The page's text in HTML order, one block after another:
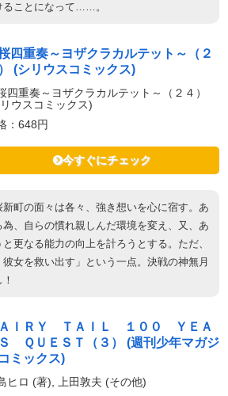
ることになって……。
四重奏～ヨザクラカルテット～（２
(シリウスコミックス)
四重奏～ヨザクラカルテット～（２４）
ウスコミックス)
：648円
今すぐにチェック
町の面々は各々、強き想いを心に宿す。あ
、自らの慣れ親しんだ環境を変え、又、あ
更なる能力の向上を計ろうとする。ただ、
女を救い出す」という一点。決戦の神無月
ＩＲＹ ＴＡＩＬ １００ ＹＥＡ
ＱＵＥＳＴ（３） (週刊少年マガジ
ミックス)
ヒロ (著), 上田敦夫 (その他)